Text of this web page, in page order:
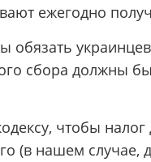
ежегодно
обязать
сбора должны
чтобы налог
(в нашем случае,